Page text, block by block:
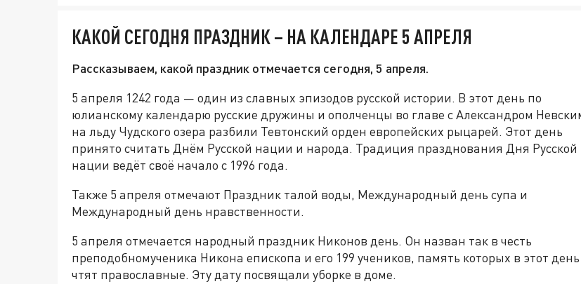
КАКОЙ СЕГОДНЯ ПРАЗДНИК – НА КАЛЕНДАРЕ 5 АПРЕЛЯ
Рассказываем, какой праздник отмечается сегодня, 5 апреля.
5 апреля 1242 года — один из славных эпизодов русской истории. В этот день по
юлианскому календарю русские дружины и ополченцы во главе с Александром
на льду Чудского озера разбили Тевтонский орден европейских рыцарей. Этот день
принято считать Днём Русской нации и народа. Традиция празднования Дня Русской
нации ведёт своё начало с 1996 года.
Также 5 апреля отмечают Праздник талой воды, Международный день супа и
Международный день нравственности.
5 апреля отмечается народный праздник Никонов день. Он назван так в честь
преподобномученика Никона епископа и его 199 учеников, память которых в этот день
чтят православные. Эту дату посвящали уборке в доме.